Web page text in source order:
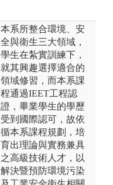
本系所整合環境、安
全與衛生三大領域，
學生在紮實訓練下，
就其興趣選擇適合的
領域修習，而本系課
程通過IEET工程認
證，畢業學生的學歷
受到國際認可，故依
循本系課程規劃，培
育出理論與實務兼具
之高級技術人才，以
解決暨預防環境污染